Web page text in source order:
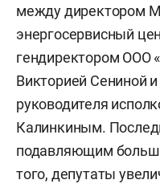
между директором
энергосервисный
гендиректором ООО
Викторией Сениной
руководителя
Калинкиным.
подавляющим
того, депутаты